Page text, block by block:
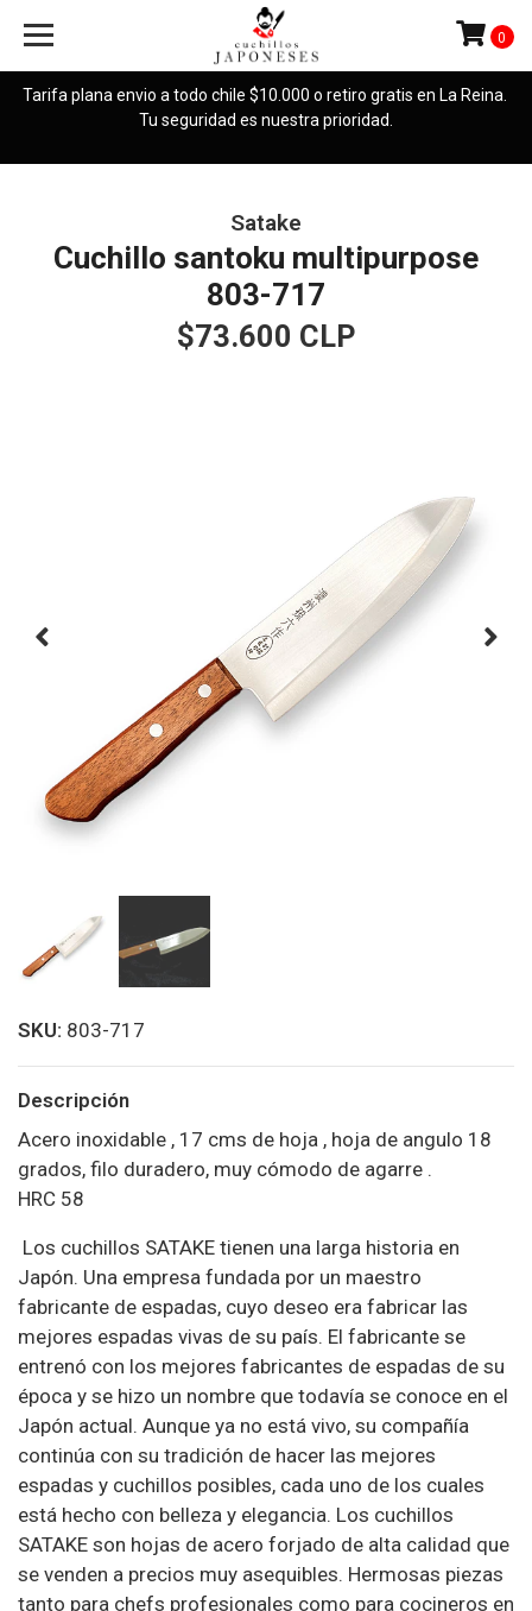
Tarifa plana envio a todo chile $10.000 o retiro gratis en La Reina.
Tu seguridad es nuestra prioridad.
0
Satake
Cuchillo santoku multipurpose
803-717
$73.600 CLP
SKU: 803-717
Descripción
Acero inoxidable , 17 cms de hoja , hoja de angulo 18
grados, filo duradero, muy cómodo de agarre .
HRC 58
Los cuchillos SATAKE tienen una larga historia en
Japón. Una empresa fundada por un maestro
fabricante de espadas, cuyo deseo era fabricar las
mejores espadas vivas de su país. El fabricante se
entrenó con los mejores fabricantes de espadas de su
época y se hizo un nombre que todavía se conoce en el
Japón actual. Aunque ya no está vivo, su compañía
continúa con su tradición de hacer las mejores
espadas y cuchillos posibles, cada uno de los cuales
está hecho con belleza y elegancia. Los cuchillos
SATAKE son hojas de acero forjado de alta calidad que
se venden a precios muy asequibles. Hermosas piezas
tanto para chefs profesionales como para cocineros en